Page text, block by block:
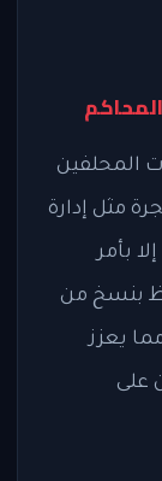
المحلفين
مثل إدارة
بأمر
بنسخ من
يعزز
على